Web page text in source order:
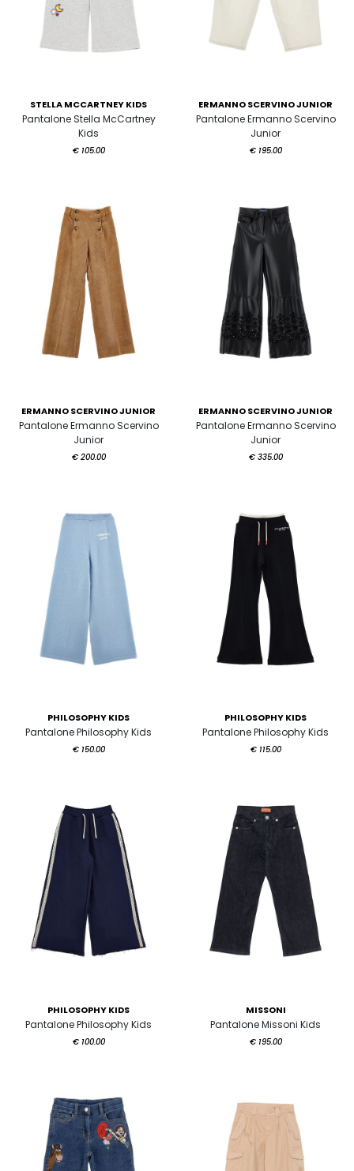
STELLA MCCARTNEY KIDS
Pantalone Stella McCartney
Kids
€ 105.00
ERMANNO SCERVINO JUNIOR
Pantalone Ermanno Scervino
Junior
€ 195.00
ERMANNO SCERVINO JUNIOR
Pantalone Ermanno Scervino
Junior
€ 200.00
ERMANNO SCERVINO JUNIOR
Pantalone Ermanno Scervino
Junior
€ 335.00
PHILOSOPHY KIDS
Pantalone Philosophy Kids
€ 150.00
PHILOSOPHY KIDS
Pantalone Philosophy Kids
€ 115.00
PHILOSOPHY KIDS
Pantalone Philosophy Kids
€ 100.00
MISSONI
Pantalone Missoni Kids
€ 195.00